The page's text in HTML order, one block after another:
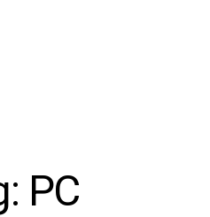
ferramentas
PC